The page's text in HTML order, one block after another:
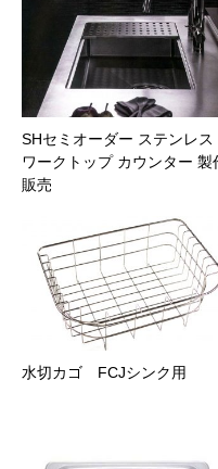
SHセミオーダー ステンレス
ワークトップ カウンター 製
販売
水切カゴ FCJシンク用